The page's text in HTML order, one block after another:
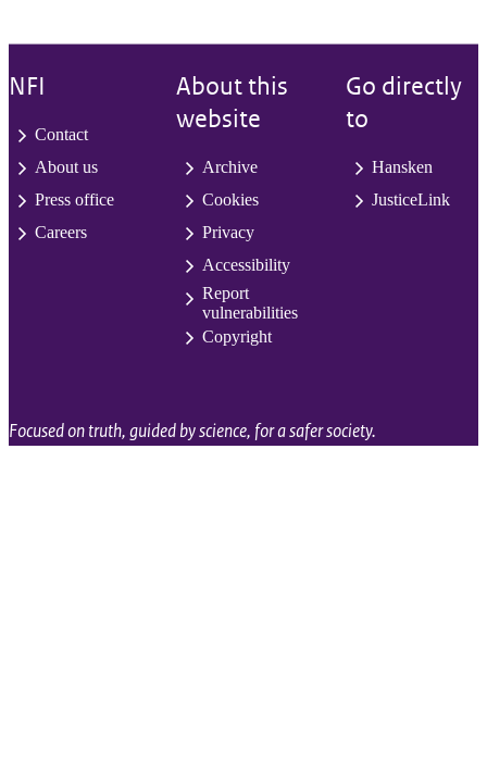
NFI
Contact
About us
Press office
Careers
About this
website
Archive
Cookies
Privacy
Accessibility
Report
vulnerabilities
Copyright
Go directly
to
Hansken
JusticeLink
Focused on truth, guided by science, for a safer society.